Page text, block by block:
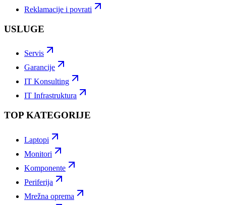
Reklamacije i povrati
USLUGE
Servis
Garancije
IT Konsulting
IT Infrastruktura
TOP KATEGORIJE
Laptopi
Monitori
Komponente
Periferija
Mrežna oprema